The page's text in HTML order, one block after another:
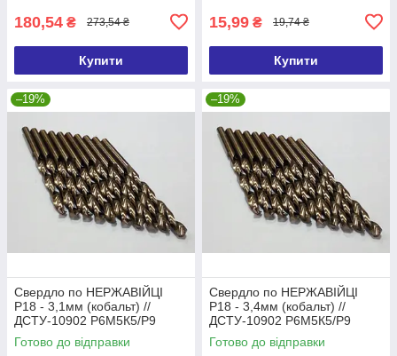
180,54 ₴ 273,54 ₴
Купити
15,99 ₴ 19,74 ₴
Купити
–19%
Свердло по НЕРЖАВІЙЦІ
Р18 - 3,1мм (кобальт) //
ДСТУ-10902 Р6М5К5/Р9
(DIN338 G-Co)
Готово до відправки
–19%
Свердло по НЕРЖАВІЙЦІ
Р18 - 3,4мм (кобальт) //
ДСТУ-10902 Р6М5К5/Р9
(DIN338 G-Co)
Готово до відправки